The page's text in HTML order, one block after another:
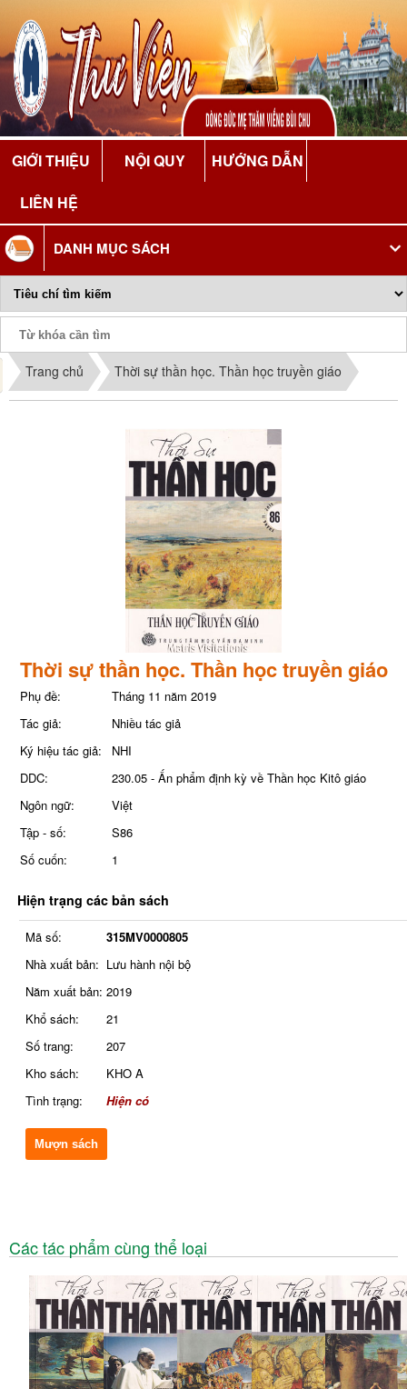
GIỚI THIỆU NỘI QUY
HƯỚNG DẪN
LIÊN HỆ
DANH MỤC SÁCH
Phiếu Sách
Trang chủ Thời sự thần học. Thần học truyền giáo
Thời sự thần học. Thần học truyền giáo
Phụ đề:
Tháng 11 năm 2019
Tác giả:
Nhiều tác giả
Ký hiệu tác giả:
NHI
DDC:
230.05 - Ấn phẩm định kỳ về Thần học Kitô giáo
Ngôn ngữ:
Việt
Tập - số:
S86
Số cuốn:
1
Hiện trạng các bản sách
Mã số:
315MV0000805
Nhà xuất bản: Lưu hành nội bộ
Năm xuất bản: 2019
Khổ sách:
21
Số trang:
207
Kho sách:
KHO A
Tình trạng:
Hiện có
Mượn sách
Các tác phẩm cùng thể loại